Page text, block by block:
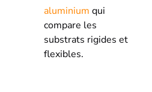
aluminium qui
compare les
substrats rigides et
flexibles.